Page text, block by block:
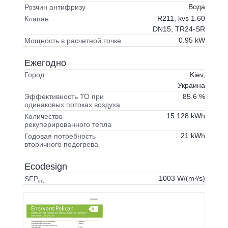
Розчин антифризу
Вода
Клапан
R211, kvs 1.60
DN15, TR24-SR
Мощность в расчетной точке
0.95 kW
Ежегодно
Город
Kiev,
Украина
Эффективность ТО при
одинаковых потоках воздуха
85.6 %
Количество
рекуперированного тепла
15 128 kWh
Годовая потребность
вторичного подогрева
21 kWh
Ecodesign
SFPint 1003 W/(m³/s)